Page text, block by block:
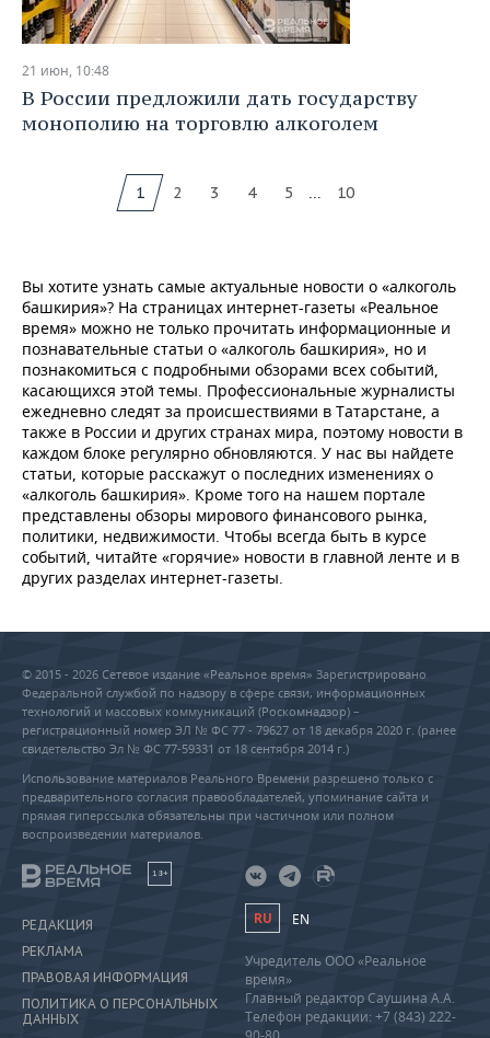
21 июн, 10:48
В России предложили дать государству
монополию на торговлю алкоголем
1 2 3 4 5 ... 10
Вы хотите узнать самые актуальные новости о «алкоголь
башкирия»? На страницах интернет-газеты «Реальное
время» можно не только прочитать информационные и
познавательные статьи о «алкоголь башкирия», но и
познакомиться с подробными обзорами всех событий,
касающихся этой темы. Профессиональные журналисты
ежедневно следят за происшествиями в Татарстане, а
также в России и других странах мира, поэтому новости в
каждом блоке регулярно обновляются. У нас вы найдете
статьи, которые расскажут о последних изменениях о
«алкоголь башкирия». Кроме того на нашем портале
представлены обзоры мирового финансового рынка,
политики, недвижимости. Чтобы всегда быть в курсе
событий, читайте «горячие» новости в главной ленте и в
других разделах интернет-газеты.
© 2015 - 2026 Сетевое издание «Реальное время» Зарегистрировано
Федеральной службой по надзору в сфере связи, информационных
технологий и массовых коммуникаций (Роскомнадзор) –
регистрационный номер ЭЛ № ФС 77 - 79627 от 18 декабря 2020 г. (ранее
свидетельство Эл № ФС 77-59331 от 18 сентября 2014 г.)
Использование материалов Реального Времени разрешено только с
предварительного согласия правообладателей, упоминание сайта и
прямая гиперссылка обязательны при частичном или полном
воспроизведении материалов.
18+
РЕДАКЦИЯ
РЕКЛАМА
ПРАВОВАЯ ИНФОРМАЦИЯ
ПОЛИТИКА О ПЕРСОНАЛЬНЫХ
ДАННЫХ
RU EN
Учредитель ООО «Реальное
время»
Главный редактор Саушина А.А.
Телефон редакции: +7 (843) 222-